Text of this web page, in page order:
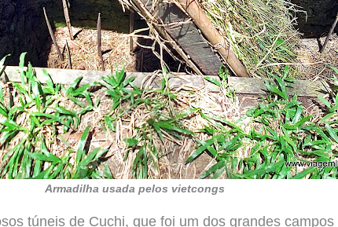
Armadilha usada pelos vietcongs
túneis de Cuchi, que foi um dos grandes campos